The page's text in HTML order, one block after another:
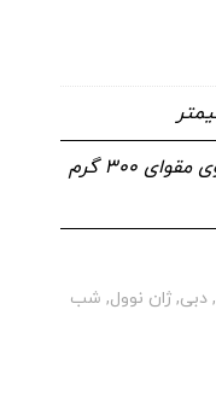
چاپ دیجیتال روی مقوای ۳۰۰ گرم
, دبی, ژان نوول, شب